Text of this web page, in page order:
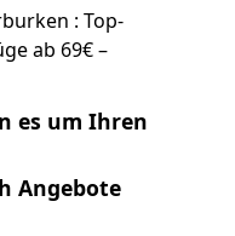
: Top-
ab 69€ –
es um Ihren
Angebote